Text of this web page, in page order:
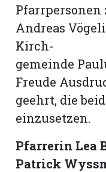
Pfarrpersonen
Andreas
Kirch-
gemeinde
Freude
geehrt, die
einzusetzen.
Pfarrerin Lea
Patrick